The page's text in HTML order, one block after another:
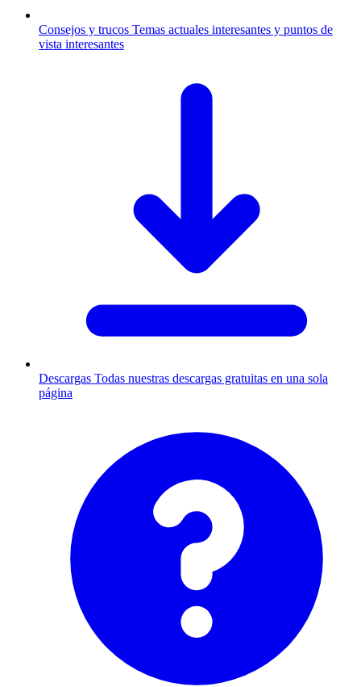
Consejos y trucos Temas actuales interesantes y puntos de
vista interesantes
Descargas Todas nuestras descargas gratuitas en una sola
página